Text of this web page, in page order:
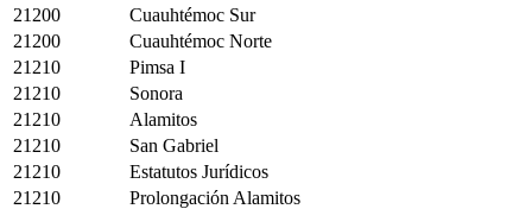
21200
Cuauhtémoc Sur
21200
Cuauhtémoc Norte
21210
Pimsa I
21210
Sonora
21210
Alamitos
21210
San Gabriel
21210
Estatutos Jurídicos
21210
Prolongación Alamitos